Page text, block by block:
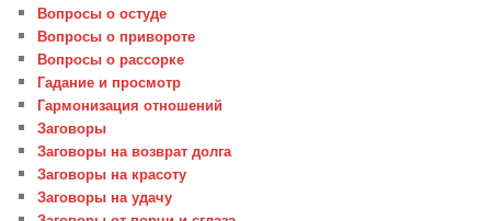
Вопросы о остуде
Вопросы о привороте
Вопросы о рассорке
Гадание и просмотр
Гармонизация отношений
Заговоры
Заговоры на возврат долга
Заговоры на красоту
Заговоры на удачу